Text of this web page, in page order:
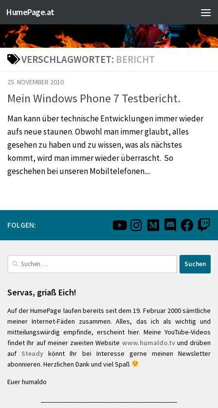
Zum Inhalt springen
HumePage.at
VERSCHLAGWORTET: BERICHT
25. NOVEMBER 2010
Mein Windows Phone 7 Testbericht.
Man kann über technische Entwicklungen immer wieder
aufs neue staunen. Obwohl man immer glaubt, alles
gesehen zu haben und zu wissen, was als nächstes
kommt, wird man immer wieder überrascht. So
geschehen bei unseren Mobiltelefonen....
FOLGEN:
Suchen
nach:
Servas, griaß Eich!
Auf der HumePage laufen bereits seit dem 19. Februar 2000 sämtliche
meiner Internet-Fäden zusammen. Alles, das ich als wichtig und
mitteilungswürdig empfinde, erscheint hier. Meine YouTube-Videos
findet Ihr auf meiner zweiten Website www.humaldo.tvund drüben
auf Steady könnt Ihr bei Interesse gerne meinen Newsletter
abonnieren. Herzlichen Dank und viel Spaß
Euer humaldo